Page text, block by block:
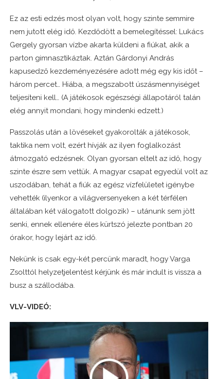
Ez az esti edzés most olyan volt, hogy szinte semmire
nem jutott elég idő. Kezdődött a bemelegítéssel: Lukács
Gergely gyorsan vízbe akarta küldeni a fiúkat, akik a
parton gimnasztikáztak. Aztán Gárdonyi András
kapusedző kezdeményezésére adott még egy kis időt –
három percet… Hiába, a megszabott úszásmennyiséget
teljesíteni kell… (A játékosok egészségi állapotáról talán
elég annyit mondani, hogy mindenki edzett.)
Passzolás után a lövéseket gyakorolták a játékosok,
taktika nem volt, ezért hívják az ilyen foglalkozást
átmozgató edzésnek. Olyan gyorsan eltelt az idő, hogy
szinte észre sem vettük. A magyar csapat egyedül volt az
uszodában, tehát a fiúk az egész vízfelületet igénybe
vehették (ilyenkor a világversenyeken a két térfélen
általában két válogatott dolgozik) – utánunk sem jött
senki, ennek ellenére éles kürtszó jelezte pontban 20
órakor, hogy lejárt az idő.
Nekünk is csak egy-két percünk maradt, hogy Varga
Zsolttól helyzetjelentést kérjünk és már indult is vissza a
busz a szállodába.
VLV-VIDEÓ: